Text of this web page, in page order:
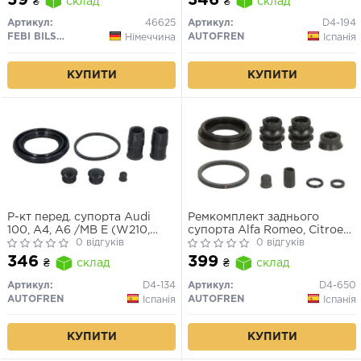
Артикул:
46625
FEBI BILSTEIN
Німеччина
КУПИТИ
/Peugeot 205, 306 -02 (Ate
48mm)
Артикул:
D4-194
AUTOFREN
Іспанія
КУПИТИ
Р-кт перед. супорта Audi
100, A4, A6 /MB E (W210,
S210) /Opel Astra G, H, Vectra
B, Zafira A /VW Passat (3B2-
3B6), T4 (57mm ATE)
0 відгуків
346 ₴ склад
Артикул:
D4-134
AUTOFREN
Іспанія
КУПИТИ
Ремкомплект заднього
супорта Alfa Romeo, Citroen,
Audi, Ford, Opel, Renault, VW
(38мм)
0 відгуків
399 ₴ склад
Артикул:
D4-650
AUTOFREN
Іспанія
КУПИТИ